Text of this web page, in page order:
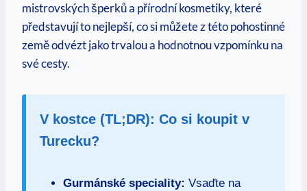
mistrovských šperků a přírodní kosmetiky, které
představují to nejlepší, co si můžete z této pohostinné
země odvézt jako trvalou a hodnotnou vzpomínku na
své cesty.
V kostce (TL;DR): Co si koupit v
Turecku?
Gurmánské speciality: Vsaďte na